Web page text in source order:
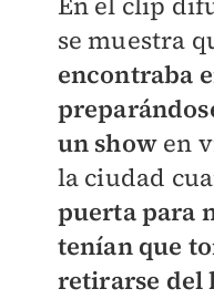
se muestra
encontraba
un showen
la ciudad
puerta para
tenían que
retirarse del